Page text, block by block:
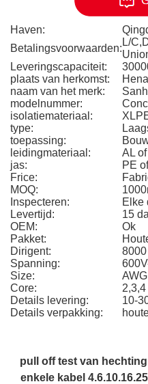
Haven:
Betalingsvoorwaarden:
L/
Leveringscapaciteit:
plaats van herkomst:
naam van het merk:
modelnummer:
isolatiemateriaal:
type:
toepassing:
leidingmateriaal:
AL
jas:
PE
Frice:
MOQ:
Inspecteren:
Elke
Levertijd:
15
OEM:
Ok
Pakket:
Dirigent:
Spanning:
Size:
Core:
2,3,4
Details levering:
10-
Details verpakking:
pull off test van
enkele kabel